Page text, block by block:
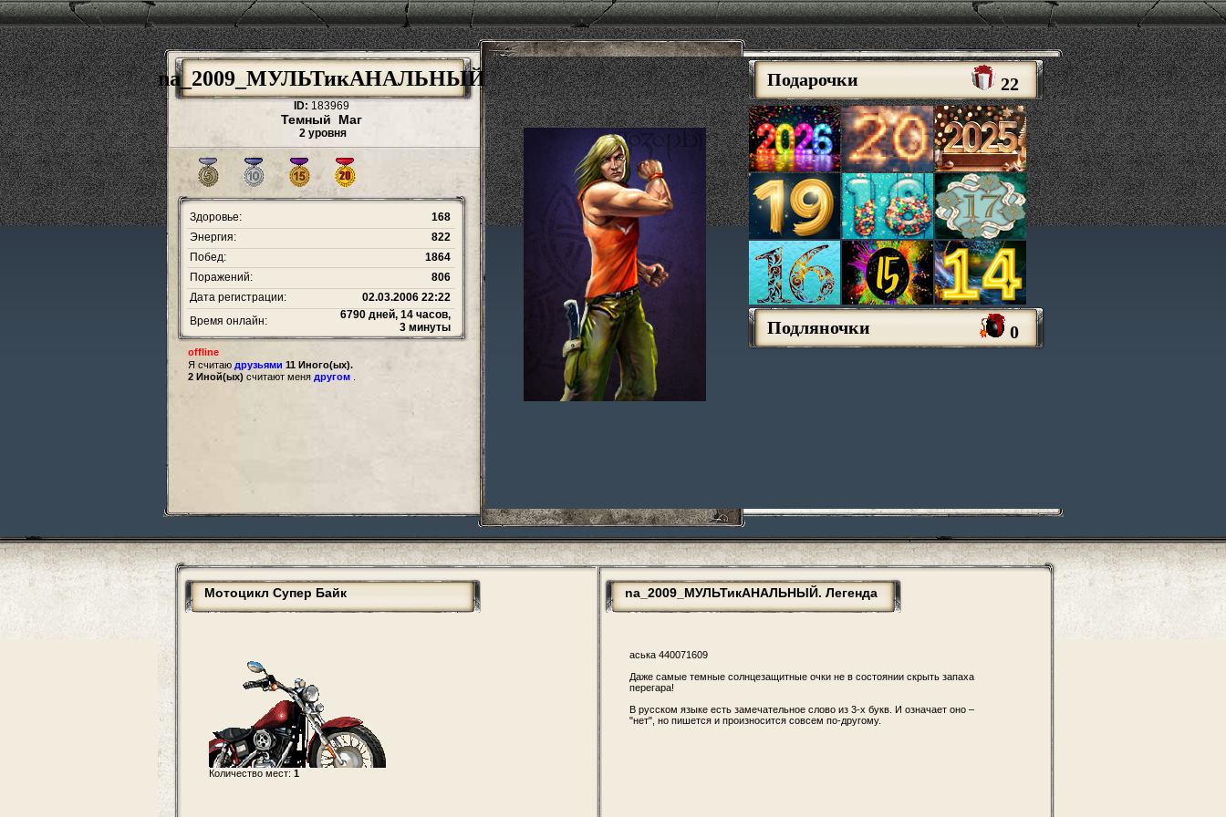
na_2009_МУЛЬТикАНАЛЬНЫЙ
ID: 183969
Темный Маг
2 уровня
Здоровье:
168
Энергия:
822
Побед:
1864
Поражений:
806
Дата регистрации:
02.03.2006 22:22
Время онлайн:
6790 дней, 14 часов,
3 минуты
offline
Я считаю друзьями 11 Иного(ых).
2 Иной(ых) считают меня другом
Подарочки 22
Подляночки 0
Мотоцикл Супер Байк
Количество мест: 1
na_2009_МУЛЬТикАНАЛЬНЫЙ. Легенда
аська 440071609
Даже самые темные солнцезащитные очки не в состоянии скрыть запаха
перегара!
В русском языке есть замечательное слово из 3-х букв. И означает оно –
"нет", но пишется и произносится совсем по-другому.